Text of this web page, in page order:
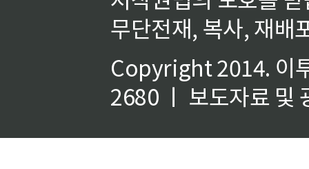
무단전재, 복사, 재배
Copyright 2014. 이
2680 ㅣ 보도자료